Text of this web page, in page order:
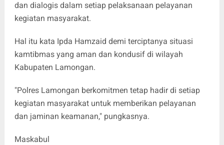
dan dialogis dalam setiap pelaksanaan pelayanan
kegiatan masyarakat.
Hal itu kata Ipda Hamzaid demi terciptanya situasi
kamtibmas yang aman dan kondusif di wilayah
Kabupaten Lamongan.
"Polres Lamongan berkomitmen tetap hadir di setiap
kegiatan masyarakat untuk memberikan pelayanan
dan jaminan keamanan," pungkasnya.
Maskabul